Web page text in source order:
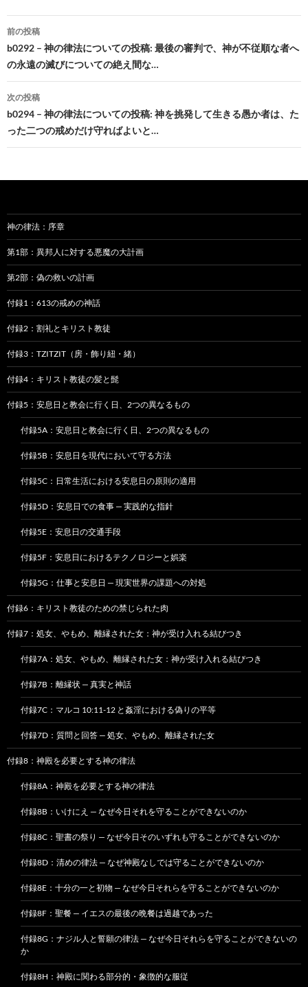
投
稿
ナ
ビ
ゲ
ー
ン
前の投稿
b0292 – 神の律法についての投稿: 最後の審判で、神が不従順な者へ
の永遠の滅びについての絶え間な…
次の投稿
b0294 – 神の律法についての投稿: 神を挑発して生きる愚か者は、た
った二つの戒めだけ守ればよいと…
神の律法：序章
第1部：異邦人に対する悪魔の大計画
第2部：偽の救いの計画
付録1：613の戒めの神話
付録2：割礼とキリスト教徒
付録3：TZITZIT（房・飾り紐・緒）
付録4：キリスト教徒の髪と髭
付録5：安息日と教会に行く日、2つの異なるもの
付録5A：安息日と教会に行く日、2つの異なるもの
付録5B：安息日を現代において守る方法
付録5C：日常生活における安息日の原則の適用
付録5D：安息日での食事 — 実践的な指針
付録5E：安息日の交通手段
付録5F：安息日におけるテクノロジーと娯楽
付録5G：仕事と安息日 — 現実世界の課題への対処
付録6：キリスト教徒のための禁じられた肉
付録7：処女、やもめ、離縁された女：神が受け入れる結びつき
付録7A：処女、やもめ、離縁された女：神が受け入れる結びつき
付録7B：離縁状 — 真実と神話
付録7C：マルコ 10:11-12 と姦淫における偽りの平等
付録7D：質問と回答 — 処女、やもめ、離縁された女
付録8：神殿を必要とする神の律法
付録8A：神殿を必要とする神の律法
付録8B：いけにえ — なぜ今日それを守ることができないのか
付録8C：聖書の祭り — なぜ今日そのいずれも守ることができないのか
付録8D：清めの律法 — なぜ神殿なしでは守ることができないのか
付録8E：十分の一と初物 — なぜ今日それらを守ることができないのか
付録8F：聖餐 — イエスの最後の晩餐は過越であった
付録8G：ナジル人と誓願の律法 — なぜ今日それらを守ることができないの
か
付録8H：神殿に関わる部分的・象徴的な服従